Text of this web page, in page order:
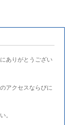
ありがとうござい
アクセスならびに
。